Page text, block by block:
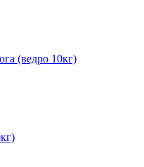
(ведро 10кг)